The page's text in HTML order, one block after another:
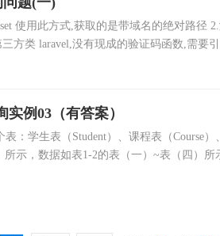
使用此方式,获取的是带域名的绝对路径
方类 laravel,没有现成的验证码函数,需要
例03（有答案）
：学生表（Student）、课程表（Course
示，数据如表1-2的表（一）~表（四）